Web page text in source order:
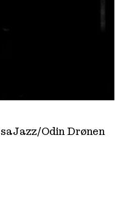
Odin Drønen